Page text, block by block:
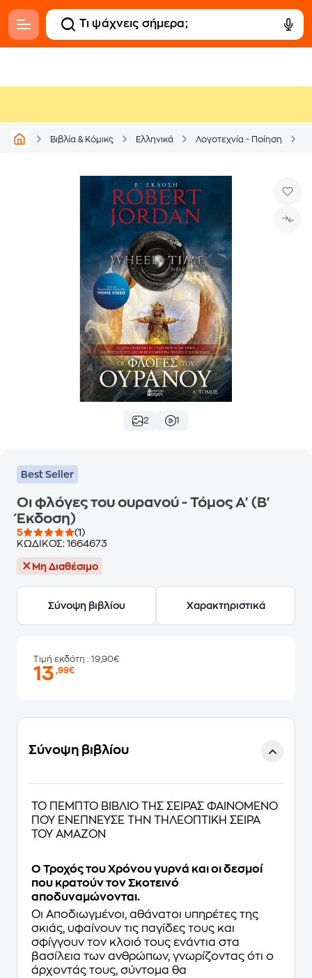
Βιβλία & Κόμικς Ελληνικά Λογοτεχνία - Ποίηση
2 1
Best Seller
Οι φλόγες του ουρανού - Τόμος Α' (Β'
Έκδοση)
5
(1)
ΚΩΔΙΚΟΣ: 1664673
Μη Διαθέσιμο
Σύνοψη βιβλίου Χαρακτηριστικά
Τιμή εκδότη : 19,90€
13,99€
Σύνοψη βιβλίου
ΤΟ ΠΕΜΠΤΟ ΒΙΒΛΙΟ ΤΗΣ ΣΕΙΡΑΣ ΦΑΙΝΟΜΕΝΟ
ΠΟΥ ΕΝΕΠΝΕΥΣΕ ΤΗΝ ΤΗΛΕΟΠΤΙΚΗ ΣΕΙΡΑ
ΤΟΥ AMAZON
Ο Τροχός του Χρόνου γυρνά και οι δεσμοί
που κρατούν τον Σκοτεινό
αποδυναμώνονται.
Οι Αποδιωγμένοι, αθάνατοι υπηρέτες της
σκιάς, υφαίνουν τις παγίδες τους και
σφίγγουν τον κλοιό τους ενάντια στα
βασίλεια των ανθρώπων, γνωρίζοντας ότι ο
άρχοντάς τους, σύντομα θα